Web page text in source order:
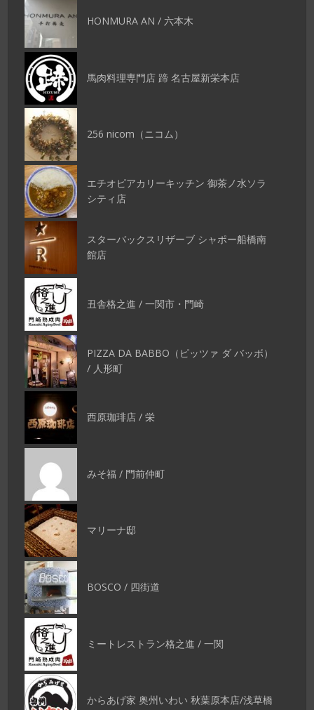
HONMURA AN / 六本木
馬肉料理専門店 蹄 名古屋新栄本店
256 nicom（ニコム）
エチオピアカリーキッチン 御茶ノ水ソラ
シティ店
スターバックスリザーブ シャポー船橋南
館店
丑舎格之進 / 一関市・門崎
PIZZA DA BABBO（ピッツァ ダ バッボ）
/ 人形町
西原珈琲店 / 栄
みそ福 / 門前仲町
マリーナ邸
BOSCO / 四街道
ミートレストラン格之進 / 一関
からあげ家 奥州いわい 秋葉原本店/浅草橋